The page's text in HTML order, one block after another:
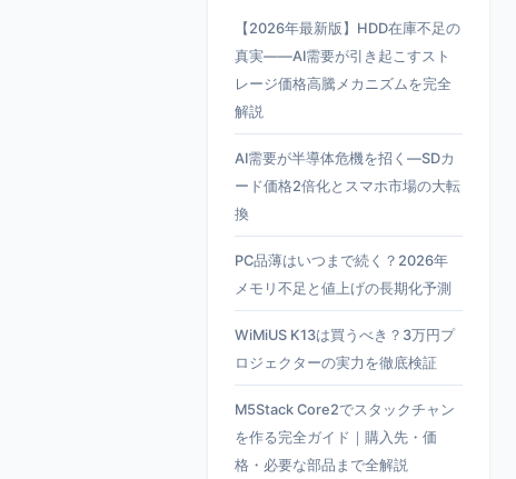
【2026年最新版】HDD在庫不足の
真実——AI需要が引き起こすスト
レージ価格高騰メカニズムを完全
解説
AI需要が半導体危機を招く—SDカ
ード価格2倍化とスマホ市場の大転
換
PC品薄はいつまで続く？2026年
メモリ不足と値上げの長期化予測
WiMiUS K13は買うべき？3万円プ
ロジェクターの実力を徹底検証
M5Stack Core2でスタックチャン
を作る完全ガイド｜購入先・価
格・必要な部品まで全解説